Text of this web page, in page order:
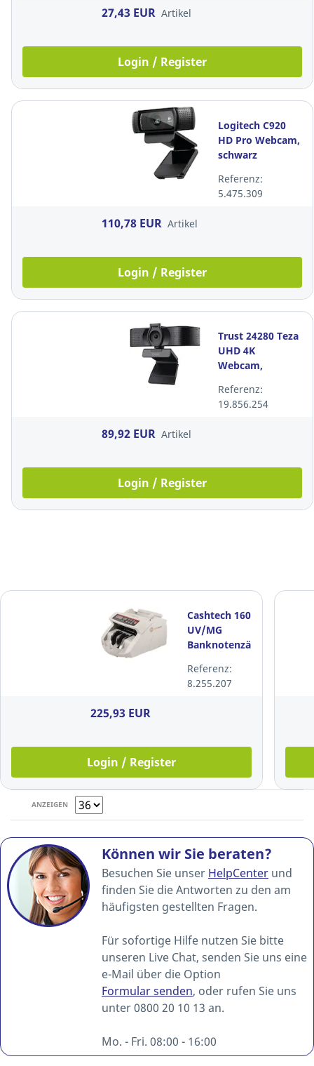
27,43 EUR Artikel
Login / Register
Logitech C920
HD Pro Webcam,
schwarz
Referenz:
5.475.309
110,78 EUR Artikel
Login / Register
Trust 24280 Teza
UHD 4K
Webcam,
Referenz:
19.856.254
89,92 EUR Artikel
Login / Register
Cashtech 160
UV/MG
Banknotenzähler
Referenz:
8.255.207
225,93 EUR
Login / Register
ANZEIGEN
Können wir Sie beraten?
Besuchen Sie unser HelpCenter und
finden Sie die Antworten zu den am
häufigsten gestellten Fragen.
Für sofortige Hilfe nutzen Sie bitte
unseren Live Chat, senden Sie uns eine
e-Mail über die Option
Formular senden, oder rufen Sie uns
unter 0800 20 10 13 an.
Mo. - Fri. 08:00 - 16:00